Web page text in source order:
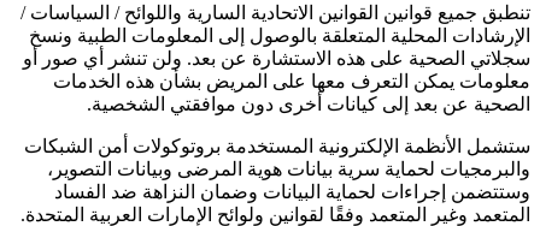
تنطبق جميع قوانين القوانين الاتحادية السارية واللوائح / السياسات /
الإرشادات المحلية المتعلقة بالوصول إلى المعلومات الطبية ونسخ
سجلاتي الصحية على هذه الاستشارة عن بعد. ولن تنشر أي صور أو
معلومات يمكن التعرف معها على المريض بشأن هذه الخدمات
الصحية عن بعد إلى كيانات أخرى دون موافقتي الشخصية.
ستشمل الأنظمة الإلكترونية المستخدمة بروتوكولات أمن الشبكات
والبرمجيات لحماية سرية بيانات هوية المرضى وبيانات التصوير،
وستتضمن إجراءات لحماية البيانات وضمان النزاهة ضد الفساد
المتعمد وغير المتعمد وفقًا لقوانين ولوائح الإمارات العربية المتحدة.